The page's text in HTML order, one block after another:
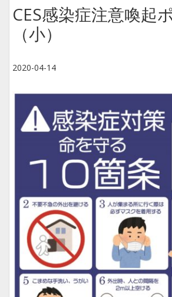
CES感染症注意喚起
（小）
2020-04-14